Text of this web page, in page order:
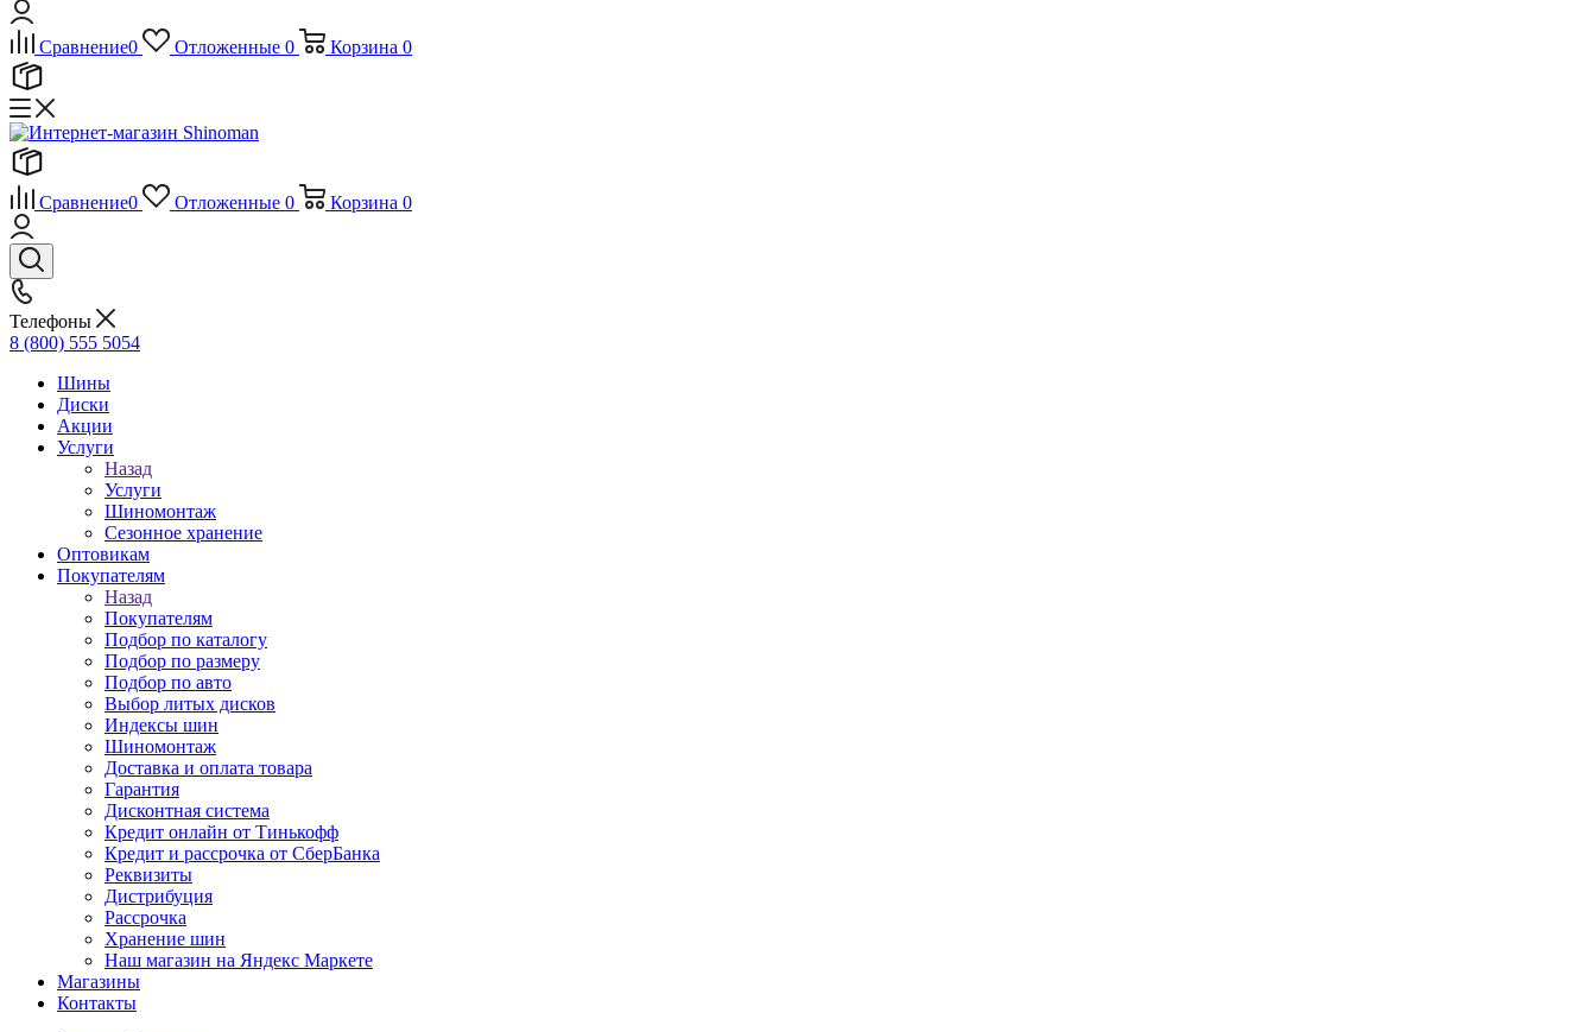
Сравнение0 Отложенные 0 Корзина 0
Сравнение0 Отложенные 0 Корзина 0
Телефоны
8 (800) 555 5054
Шины
Диски
Акции
Услуги
Назад
Услуги
Шиномонтаж
Сезонное хранение
Оптовикам
Покупателям
Назад
Покупателям
Подбор по каталогу
Подбор по размеру
Подбор по авто
Выбор литых дисков
Индексы шин
Шиномонтаж
Доставка и оплата товара
Гарантия
Дисконтная система
Кредит онлайн от Тинькофф
Кредит и рассрочка от СберБанка
Реквизиты
Дистрибуция
Рассрочка
Хранение шин
Наш магазин на Яндекс Маркете
Магазины
Контакты